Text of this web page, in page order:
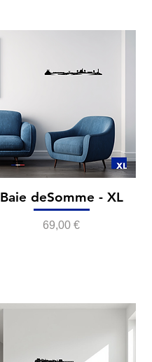
Baie deSomme - XL
Prix
69,00 €